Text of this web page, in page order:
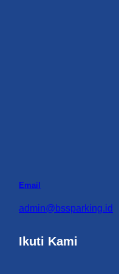
Email
admin@bssparking.id
Ikuti Kami